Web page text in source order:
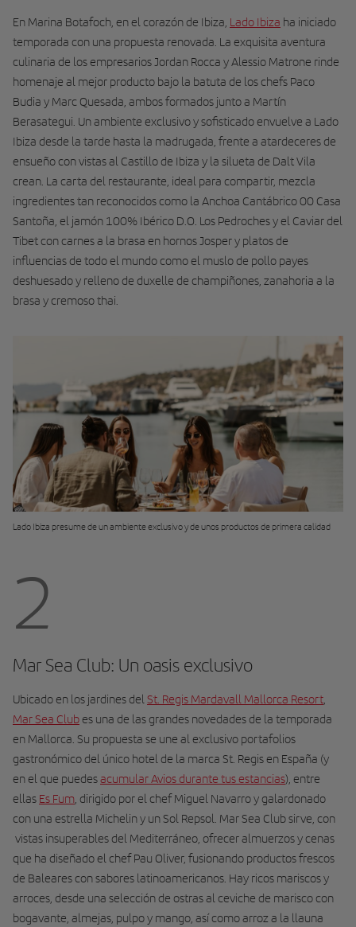
En Marina Botafoch, en el corazón de Ibiza, Lado Ibiza ha iniciado
temporada con una propuesta renovada. La exquisita aventura
culinaria de los empresarios Jordan Rocca y Alessio Matrone rinde
homenaje al mejor producto bajo la batuta de los chefs Paco
Budia y Marc Quesada, ambos formados junto a Martín
Berasategui. Un ambiente exclusivo y sofisticado envuelve a Lado
Ibiza desde la tarde hasta la madrugada, frente a atardeceres de
ensueño con vistas al Castillo de Ibiza y la silueta de Dalt Vila
crean. La carta del restaurante, ideal para compartir, mezcla
ingredientes tan reconocidos como la Anchoa Cantábrico 00 Casa
Santoña, el jamón 100% Ibérico D.O. Los Pedroches y el Caviar del
Tibet con carnes a la brasa en hornos Josper y platos de
influencias de todo el mundo como el muslo de pollo payes
deshuesado y relleno de duxelle de champiñones, zanahoria a la
brasa y cremoso thai.
Lado Ibiza presume de un ambiente exclusivo y de unos productos de primera calidad
2
Mar Sea Club: Un oasis exclusivo
Ubicado en los jardines delSt. Regis Mardavall Mallorca Resort,
Mar Sea Clubes una de las grandes novedades de la temporada
en Mallorca. Su propuesta se une al exclusivo portafolios
gastronómico del único hotel de la marca St. Regis en España (y
en el que puedesacumular Avios durante tus estancias), entre
ellas Es Fum, dirigido por el chef Miguel Navarro y galardonado
con una estrella Michelin y un Sol Repsol. Mar Sea Club sirve, con
vistas insuperables del Mediterráneo, ofrecer almuerzos y cenas
que ha diseñado el chef Pau Oliver, fusionando productos frescos
de Baleares con sabores latinoamericanos. Hay ricos mariscos y
arroces, desde una selección de ostras al ceviche de marisco con
bogavante, almejas, pulpo y mango, así como arroz a la llauna